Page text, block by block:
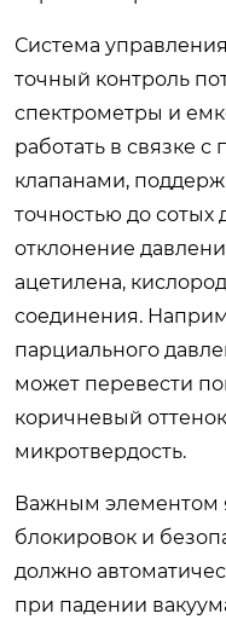
Система
точный контроль
спектрометры и
работать в связке
клапанами,
точностью до
отклонение
ацетилена,
соединения.
парциального
может перевести
коричневый
микротвердость.
Важным элементом
блокировок и
должно
при падении